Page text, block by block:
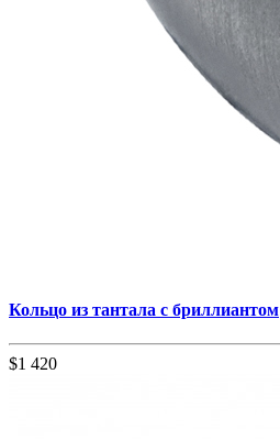
Кольцо из тантала с бриллиантом
$1 420